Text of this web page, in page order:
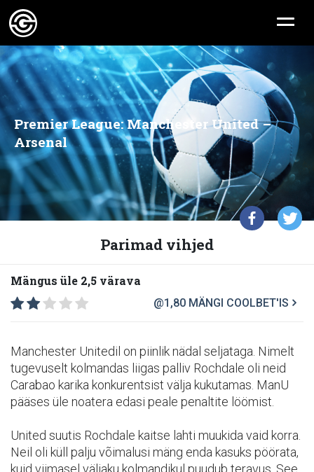
Premier League: Manchester United –
Arsenal
Parimad vihjed
Mängus üle 2,5 värava
@1,80 MÄNGI COOLBET'IS
Manchester Unitedil on piinlik nädal seljataga. Nimelt
tugevuselt kolmandas liigas palliv Rochdale oli neid
Carabao karika konkurentsist välja kukutamas. ManU
pääses üle noatera edasi peale penaltite löömist.
United suutis Rochdale kaitse lahti muukida vaid korra.
Neil oli küll palju võimalusi mäng enda kasuks pöörata,
kuid viimasel väljaku kolmandikul puudub teravus. See